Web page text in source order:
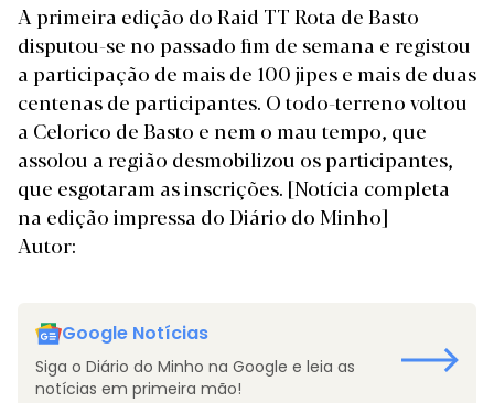
A primeira edição do Raid TT Rota de Basto
disputou-se no passado fim de semana e registou
a participação de mais de 100 jipes e mais de duas
centenas de participantes. O todo-terreno voltou
a Celorico de Basto e nem o mau tempo, que
assolou a região desmobilizou os participantes,
que esgotaram as inscrições. [Notícia completa
na edição impressa do Diário do Minho]
Autor:
Google Notícias
Siga o Diário do Minho na Google e leia as
notícias em primeira mão!